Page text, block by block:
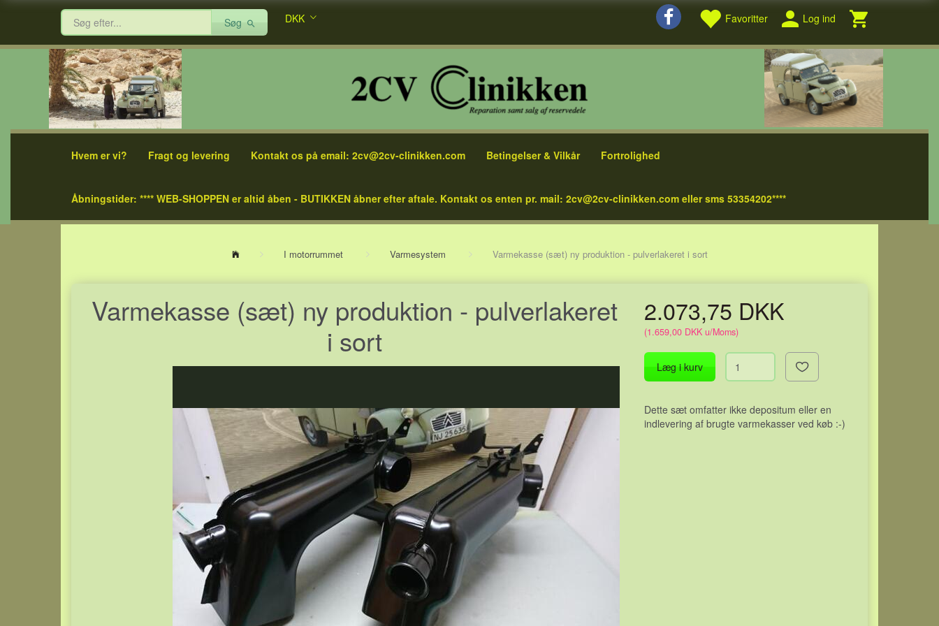
Favoritter Log ind
Søg DKK
Hvem er vi? Fragt og levering Kontakt os på email: 2cv@2cv-clinikken.com Betingelser & Vilkår Fortrolighed
Åbningstider: **** WEB-SHOPPEN er altid åben - BUTIKKEN åbner efter aftale. Kontakt os enten pr. mail: 2cv@2cv-clinikken.com eller sms 53354202****
I motorrummet Varmesystem Varmekasse (sæt) ny produktion - pulverlakeret i sort
Varmekasse (sæt) ny produktion - pulverlakeret
i sort
2.073,75 DKK
(1.659,00 DKK u/Moms)
Læg i kurv
Dette sæt omfatter ikke depositum eller en
indlevering af brugte varmekasser ved køb :-)